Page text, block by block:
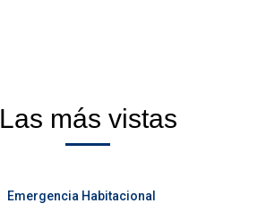
Las más vistas
Emergencia Habitacional